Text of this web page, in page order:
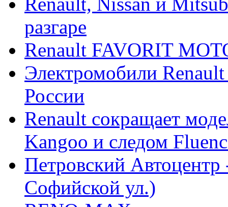
разгаре
Renault FAVORIT
Электромобили
России
Renault сокращает
Kangoo и следом
Петровский
Софийской ул.)